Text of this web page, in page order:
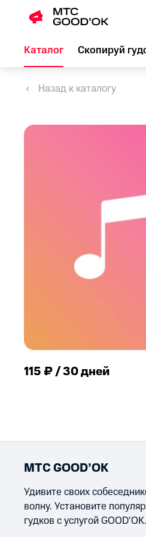
Каталог Скопируй
Назад к каталогу
115 ₽ / 30 дней
МТС GOOD’OK
Удивите своих
волну. Установите
гудков с услугой GOOD’OK.